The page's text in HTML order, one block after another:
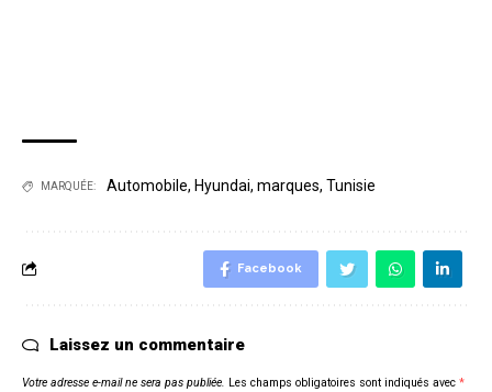
MARQUÉE: Automobile, Hyundai, marques, Tunisie
Facebook
Laissez un commentaire
Votre adresse e-mail ne sera pas publiée. Les champs obligatoires sont indiqués avec *